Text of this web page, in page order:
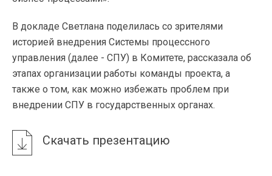
В докладе Светлана поделилась со зрителями
историей внедрения Системы процессного
управления (далее - СПУ) в Комитете, рассказала об
этапах организации работы команды проекта, а
также о том, как можно избежать проблем при
внедрении СПУ в государственных органах.
Скачать презентацию